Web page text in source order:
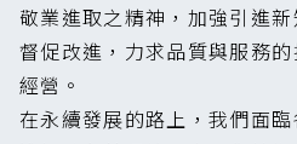
敬業進取之精神，加強引進
督促改進，力求品質與服務
經營。
在永續發展的路上，我們面